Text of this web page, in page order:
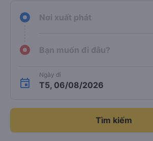
Nơi xuất phát
Bạn muốn đi đâu?
Ngày đi
T5, 06/08/2026
Tìm kiếm